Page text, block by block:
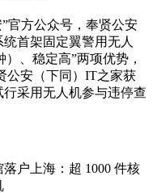
官方公众号，奉贤公安
首架固定翼警用无人
、稳定高”两项优势，
公安（下同）IT之家获
采用无人机参与违停查